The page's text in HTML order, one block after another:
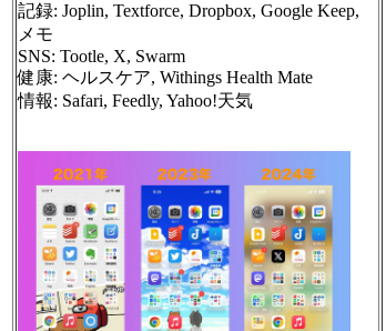
記録: Joplin, Textforce, Dropbox, Google Keep,
メモ
SNS: Tootle, X, Swarm
健康: ヘルスケア, Withings Health Mate
情報: Safari, Feedly, Yahoo!天気